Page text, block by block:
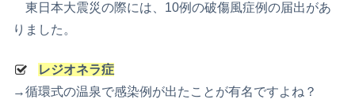
東日本大震災の際には、10例の破傷風症例の届出があ
りました。
レジオネラ症
→循環式の温泉で感染例が出たことが有名ですよね？